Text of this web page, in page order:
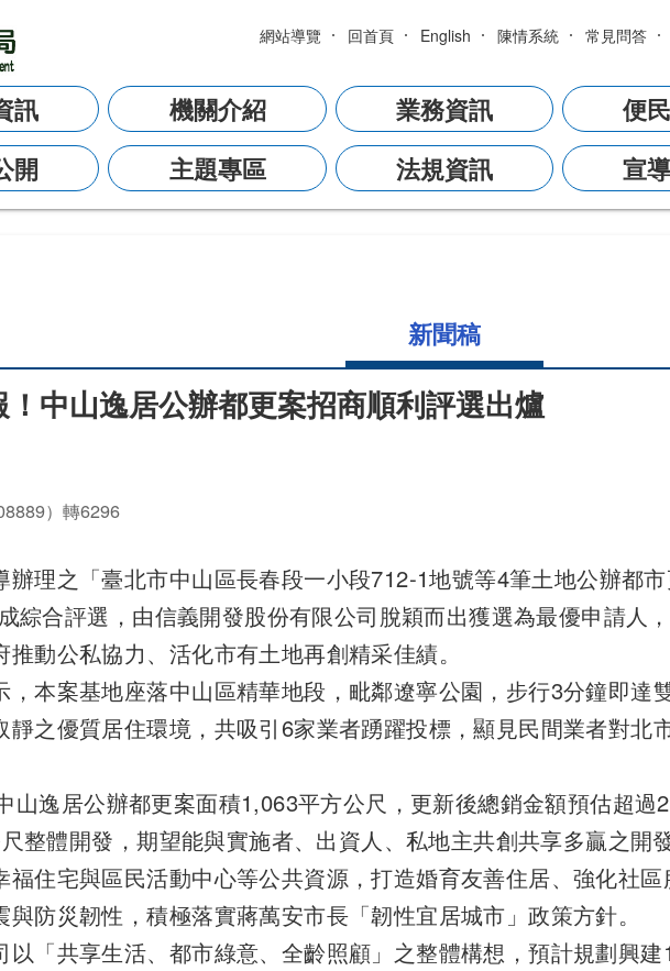
網站導覽 回首頁 English 陳情系統 常見問答
訊 機關介紹 業務資訊 便
開
主題專區 法規資訊 宣
新聞稿
中山逸居公辦都更案招商順利評選出爐
）轉6296
之「臺北市中山區長春段一小段712-1地號等4筆土地公辦都
綜合評選，由信義開發股份有限公司脫穎而出獲選為最優申請人
動公私協力、活化市有土地再創精采佳績。
案基地座落中山區精華地段，毗鄰遼寧公園，步行3分鐘即達
之優質居住環境，共吸引6家業者踴躍投標，顯見民間業者對北
居公辦都更案面積1,063平方公尺，更新後總銷金額預估超過
整體開發，期望能與實施者、出資人、私地主共創共享多贏之開
住宅與區民活動中心等公共資源，打造婚育友善住居、強化社
防災韌性，積極落實蔣萬安市長「韌性宜居城市」政策方針。
共享生活、都市綠意、全齡照顧」之整體構想，預計規劃興建